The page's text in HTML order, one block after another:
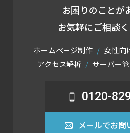
お困りのことが
お気軽にご相談く
ホームページ制作
女性向
アクセス解析
サーバー
0120-
メールでお問